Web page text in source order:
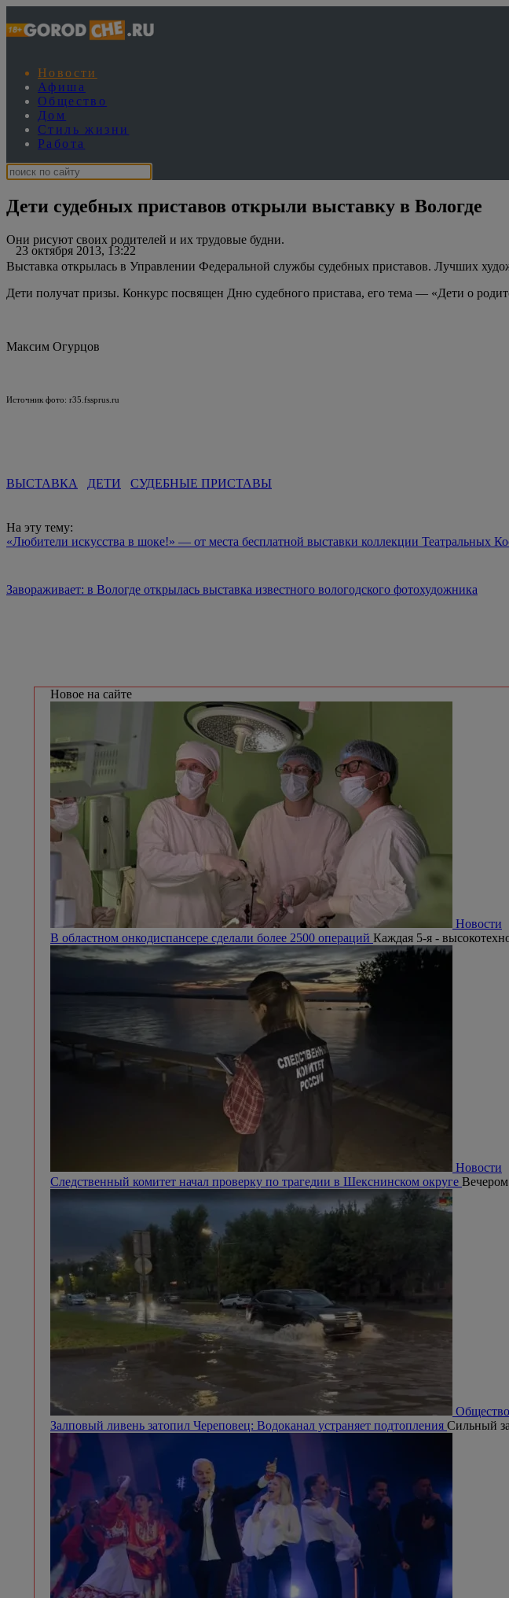
Новости
Афиша
Общество
Дом
Стиль жизни
Работа
Дети судебных приставов открыли выставку в Вологде
23 октября 2013, 13:22
Они рисуют своих родителей и их трудовые будни.
Выставка открылась в Управлении Федеральной службы судебных приставов. Лучших
Дети получат призы. Конкурс посвящен Дню судебного пристава, его тема — «Дети о
Максим Огурцов
Источник фото: r35.fssprus.ru
ВЫСТАВКА ДЕТИ СУДЕБНЫЕ ПРИСТАВЫ
На эту тему:
«Любители искусства в шоке!» — от места бесплатной выставки коллекции Театральных
Завораживает: в Вологде открылась выставка известного вологодского фотохудожника
Новое на сайте
Новости
В областном онкодиспансере сделали более 2500 операций Каждая 5-я -
Новости
Следственный комитет начал проверку по трагедии в Шекснинском округе Вечером
Общество
Залповый ливень затопил Череповец: Водоканал устраняет подтопления Сильный